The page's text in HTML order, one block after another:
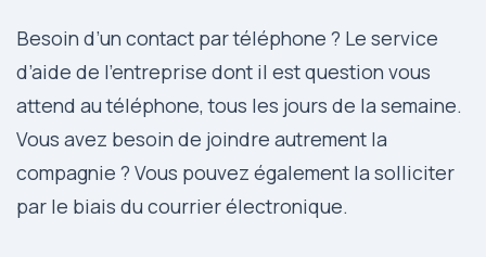
Besoin d’un contact par téléphone ? Le service
d’aide de l’entreprise dont il est question vous
attend au téléphone, tous les jours de la semaine.
Vous avez besoin de joindre autrement la
compagnie ? Vous pouvez également la solliciter
par le biais du courrier électronique.